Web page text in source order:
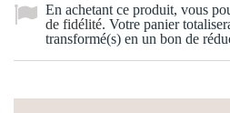
En achetant ce produit, vous
de fidélité. Votre panier
transformé(s) en un bon de